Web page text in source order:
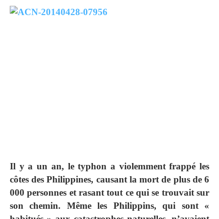
Il y a un an, le typhon a violemment frappé les
côtes des Philippines, causant la mort de plus de 6
000 personnes et rasant tout ce qui se trouvait sur
son chemin. Même les Philippins, qui sont «